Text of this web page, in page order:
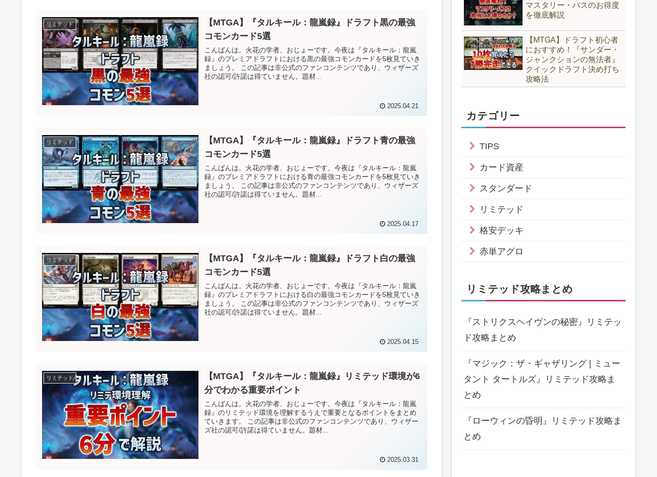
リミテッド
【MTGA】『タルキール：龍嵐録』ドラフト黒の最強
コモンカード5選
こんばんは。火花の学者、おじょーです。今夜は『タルキール：龍嵐
録』のプレミアドラフトにおける黒の最強コモンカードを5枚見ていき
ましょう。 この記事は非公式のファンコンテンツであり、ウィザーズ
社の認可/許諾は得ていません。題材...
2025.04.21
リミテッド
【MTGA】『タルキール：龍嵐録』ドラフト青の最強
コモンカード5選
こんばんは。火花の学者、おじょーです。今夜は『タルキール：龍嵐
録』のプレミアドラフトにおける青の最強コモンカードを5枚見ていき
ましょう。 この記事は非公式のファンコンテンツであり、ウィザーズ
社の認可/許諾は得ていません。題材...
2025.04.17
リミテッド
【MTGA】『タルキール：龍嵐録』ドラフト白の最強
コモンカード5選
こんばんは。火花の学者、おじょーです。今夜は『タルキール：龍嵐
録』のプレミアドラフトにおける白の最強コモンカードを5枚見ていき
ましょう。 この記事は非公式のファンコンテンツであり、ウィザーズ
社の認可/許諾は得ていません。題材...
2025.04.15
リミテッド
【MTGA】『タルキール：龍嵐録』リミテッド環境が6
分でわかる重要ポイント
こんばんは。火花の学者、おじょーです。今夜は『タルキール：龍嵐
録』のリミテッド環境を理解するうえで重要となるポイントをまとめ
ていきます。 この記事は非公式のファンコンテンツであり、ウィザー
ズ社の認可/許諾は得ていません。題材...
2025.03.31
マスタリー・パスのお得度
を徹底解説
【MTGA】ドラフト初心者
におすすめ！『サンダー・
ジャンクションの無法者』
クイックドラフト決め打ち
攻略法
カテゴリー
TIPS
カード資産
スタンダード
リミテッド
格安デッキ
赤単アグロ
リミテッド攻略まとめ
『ストリクスヘイヴンの秘密』リミテッ
ド攻略まとめ
『マジック：ザ・ギャザリング | ミュー
タント タートルズ』リミテッド攻略ま
とめ
『ローウィンの昏明』リミテッド攻略ま
とめ